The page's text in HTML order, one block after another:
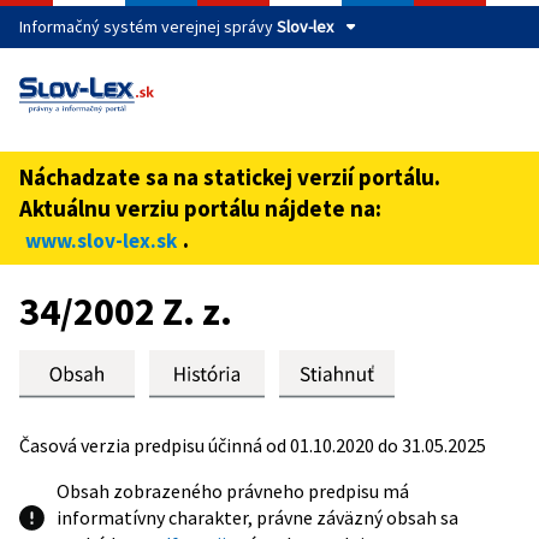
Informačný systém verejnej správySlov-lex
Táto stránka je zabezpečená
cez zabezpečenú webovú stránku verejnej správy SR.
Zabezpečená stránka vždy začína https:// pred názvom
domény webového sídla.
Náchadzate sa na statickej verzií portálu.
Aktuálnu verziu portálu nájdete na:
www.slov-lex.sk .
Preskoč na obsah
34/2002 Z. z.
Časová verzia predpisu účinná od 01.10.2020 do 31.05.2025
Obsah zobrazeného právneho predpisu má
informatívny charakter, právne záväzný obsah sa